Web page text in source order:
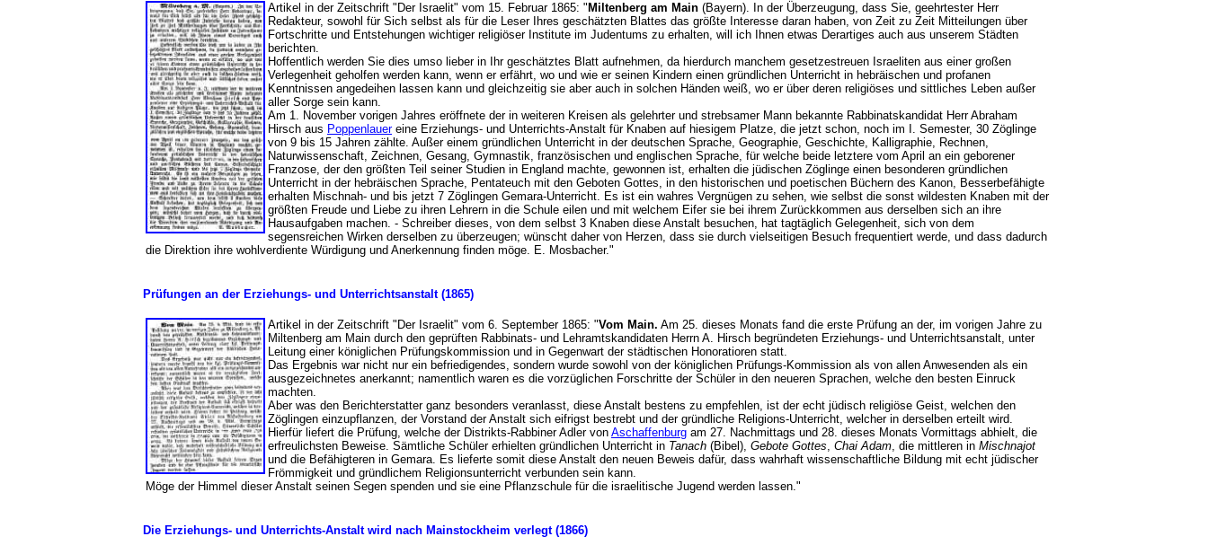
Artikel in der Zeitschrift "Der Israelit" vom 15. Februar 1865: " Miltenberg am Main (Bayern). In der Überzeugung, dass Sie, geehrtester Herr
Redakteur, sowohl für Sich selbst als für die Leser Ihres geschätzten Blattes das größte Interesse daran haben, von Zeit zu Zeit Mitteilungen über
Fortschritte und Entstehungen wichtiger religiöser Institute im Judentums zu erhalten, will ich Ihnen etwas Derartiges auch aus unserem Städten
berichten.
Hoffentlich werden Sie dies umso lieber in Ihr geschätztes Blatt aufnehmen, da hierdurch manchem gesetzestreuen Israeliten aus einer großen
Verlegenheit geholfen werden kann, wenn er erfährt, wo und wie er seinen Kindern einen gründlichen Unterricht in hebräischen und profanen
Kenntnissen angedeihen lassen kann und gleichzeitig sie aber auch in solchen Händen weiß, wo er über deren religiöses und sittliches Leben außer
aller Sorge sein kann.
Am 1. November vorigen Jahres eröffnete der in weiteren Kreisen als gelehrter und strebsamer Mann bekannte Rabbinatskandidat Herr Abraham
Hirsch aus Poppenlauereine Erziehungs- und Unterrichts-Anstalt für Knaben auf hiesigem Platze, die jetzt schon, noch im I. Semester, 30 Zöglinge
von 9 bis 15 Jahren zählte. Außer einem gründlichen Unterricht in der deutschen Sprache, Geographie, Geschichte, Kalligraphie, Rechnen,
Naturwissenschaft, Zeichnen, Gesang, Gymnastik, französischen und englischen Sprache, für welche beide letztere vom April an ein geborener
Franzose, der den größten Teil seiner Studien in England machte, gewonnen ist, erhalten die jüdischen Zöglinge einen besonderen gründlichen
Unterricht in der hebräischen Sprache, Pentateuch mit den Geboten Gottes, in den historischen und poetischen Büchern des Kanon, Besserbefähigte
erhalten Mischnah- und bis jetzt 7 Zöglingen Gemara-Unterricht. Es ist ein wahres Vergnügen zu sehen, wie selbst die sonst wildesten Knaben mit der
größten Freude und Liebe zu ihren Lehrern in die Schule eilen und mit welchem Eifer sie bei ihrem Zurückkommen aus derselben sich an ihre
Hausaufgaben machen. - Schreiber dieses, von dem selbst 3 Knaben diese Anstalt besuchen, hat tagtäglich Gelegenheit, sich von dem
segensreichen Wirken derselben zu überzeugen; wünscht daher von Herzen, dass sie durch vielseitigen Besuch frequentiert werde, und dass dadurch
die Direktion ihre wohlverdiente Würdigung und Anerkennung finden möge. E. Mosbacher."
Prüfungen an der Erziehungs- und Unterrichtsanstalt (1865)
Artikel in der Zeitschrift "Der Israelit" vom 6. September 1865: "Vom Main. Am 25. dieses Monats fand die erste Prüfung an der, im vorigen Jahre zu
Miltenberg am Main durch den geprüften Rabbinats- und Lehramtskandidaten Herrn A. Hirsch begründeten Erziehungs- und Unterrichtsanstalt, unter
Leitung einer königlichen Prüfungskommission und in Gegenwart der städtischen Honoratioren statt.
Das Ergebnis war nicht nur ein befriedigendes, sondern wurde sowohl von der königlichen Prüfungs-Kommission als von allen Anwesenden als ein
ausgezeichnetes anerkannt; namentlich waren es die vorzüglichen Forschritte der Schüler in den neueren Sprachen, welche den besten Einruck
machten.
Aber was den Berichterstatter ganz besonders veranlasst, diese Anstalt bestens zu empfehlen, ist der echt jüdisch religiöse Geist, welchen den
Zöglingen einzupflanzen, der Vorstand der Anstalt sich eifrigst bestrebt und der gründliche Religions-Unterricht, welcher in derselben erteilt wird.
Hierfür liefert die Prüfung, welche der Distrikts-Rabbiner Adler von Aschaffenburg am 27. Nachmittags und 28. dieses Monats Vormittags abhielt, die
erfreulichsten Beweise. Sämtliche Schüler erhielten gründlichen Unterricht in Tanach (Bibel), Gebote Gottes, Chai Adam, die mittleren in Mischnajot
und die Befähigteren in Gemara. Es lieferte somit diese Anstalt den neuen Beweis dafür, dass wahrhaft wissenschaftliche Bildung mit echt jüdischer
Frömmigkeit und gründlichem Religionsunterricht verbunden sein kann.
Möge der Himmel dieser Anstalt seinen Segen spenden und sie eine Pflanzschule für die israelitische Jugend werden lassen."
Die Erziehungs- und Unterrichts-Anstalt wird nach Mainstockheim verlegt (1866)